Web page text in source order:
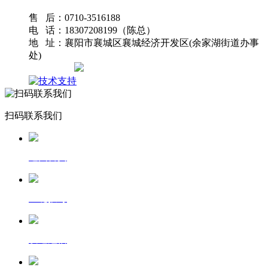
售 后：0710-3516188
电 话：18307208199（陈总）
地 址：襄阳市襄城区襄城经济开发区(余家湖街道办事
处)
扫码联系我们